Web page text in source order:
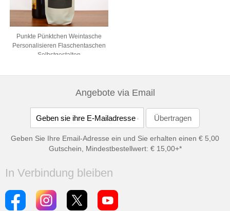
Punkte Pünktchen Weintasche
Personalisieren Flaschentaschen
Selbstgestalten
Angebote via Email
Geben Sie Ihre Email-Adresse ein und Sie erhalten einen € 5,00
Gutschein, Mindestbestellwert: € 15,00+*
In Verbindung bleiben